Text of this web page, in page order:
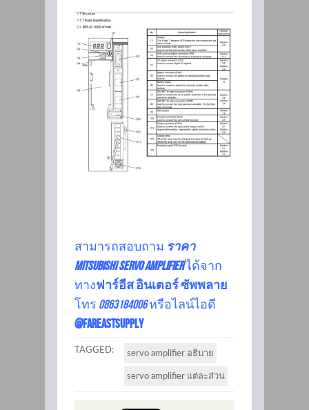
สามารถสอบถาม ราคา
Mitsubishi servo amplifierได้จาก
ทางฟาร์อีส อินเตอร์ ซัพพลาย
โทร 0863184006หรือไลน์ไอดี
@fareastsupply
TAGGED: servo amplifier อธิบาย
servo amplifier แต่ละส่วน